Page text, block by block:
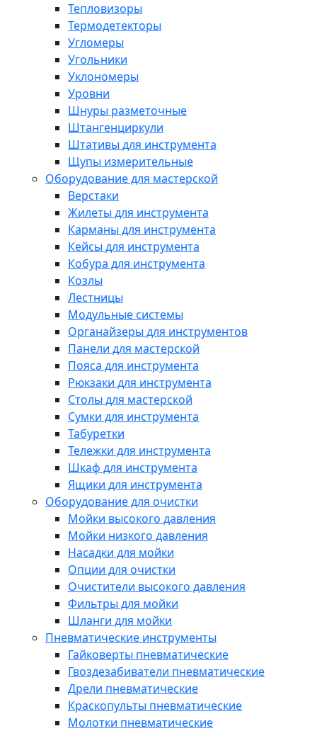
Тепловизоры
Термодетекторы
Угломеры
Угольники
Уклономеры
Уровни
Шнуры разметочные
Штангенциркули
Штативы для инструмента
Щупы измерительные
Оборудование для мастерской
Верстаки
Жилеты для инструмента
Карманы для инструмента
Кейсы для инструмента
Кобура для инструмента
Козлы
Лестницы
Модульные системы
Органайзеры для инструментов
Панели для мастерской
Пояса для инструмента
Рюкзаки для инструмента
Столы для мастерской
Сумки для инструмента
Табуретки
Тележки для инструмента
Шкаф для инструмента
Ящики для инструмента
Оборудование для очистки
Мойки высокого давления
Мойки низкого давления
Насадки для мойки
Опции для очистки
Очистители высокого давления
Фильтры для мойки
Шланги для мойки
Пневматические инструменты
Гайковерты пневматические
Гвоздезабиватели пневматические
Дрели пневматические
Краскопульты пневматические
Молотки пневматические